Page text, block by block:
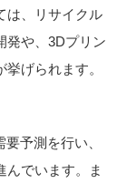
は、リサイクル
発や、3Dプリン
げられます。
予測を行い、
んでいます。ま